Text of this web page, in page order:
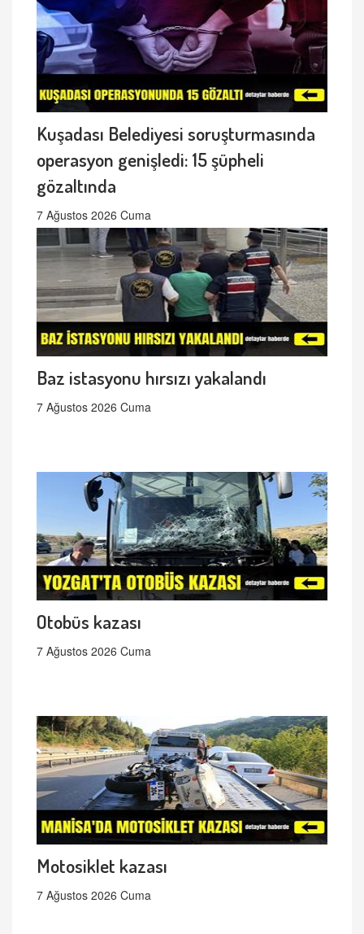
Kuşadası Belediyesi soruşturmasında
operasyon genişledi: 15 şüpheli
gözaltında
7 Ağustos 2026 Cuma
Baz istasyonu hırsızı yakalandı
7 Ağustos 2026 Cuma
Otobüs kazası
7 Ağustos 2026 Cuma
Motosiklet kazası
7 Ağustos 2026 Cuma